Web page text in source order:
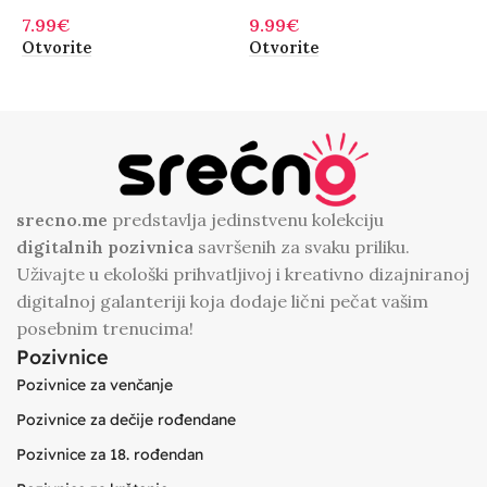
7.99€
Otvorite
9.99€
Otvorite
srecno.me predstavlja jedinstvenu kolekciju
digitalnih pozivnica savršenih za svaku priliku.
Uživajte u ekološki prihvatljivoj i kreativno dizajniranoj
digitalnoj galanteriji koja dodaje lični pečat vašim
posebnim trenucima!
Pozivnice
Pozivnice za venčanje
Pozivnice za dečije rođendane
Pozivnice za 18. rođendan